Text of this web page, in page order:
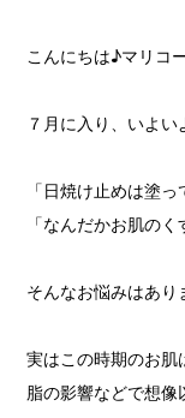
こんにちは♪マリコ
７月に入り、いよい
「日焼け止めは塗
「なんだかお肌の
そんなお悩みはあり
実はこの時期のお肌
脂の影響などで想像